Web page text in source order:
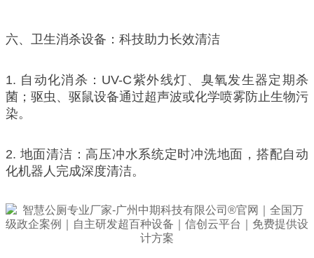
六、卫生消杀设备：科技助力长效清洁
1. 自动化消杀：UV-C紫外线灯、臭氧发生器定期杀
菌；驱虫、驱鼠设备通过超声波或化学喷雾防止生物污
染。
2. 地面清洁：高压冲水系统定时冲洗地面，搭配自动
化机器人完成深度清洁。